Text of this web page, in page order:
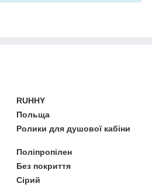
RUHHY
Польща
Ролики для душової кабіни
Поліпропілен
Без покриття
Сірий